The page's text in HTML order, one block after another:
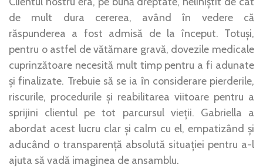
de mult dura cererea, având în vedere că
răspunderea a fost admisă de la început. Totuși,
pentru o astfel de vătămare gravă, dovezile medicale
cuprinzătoare necesită mult timp pentru a fi adunate
și finalizate. Trebuie să se ia în considerare pierderile,
riscurile, procedurile și reabilitarea viitoare pentru a
sprijini clientul pe tot parcursul vieții. Gabriella a
abordat acest lucru clar și calm cu el, empatizând și
aducând o transparență absolută situației pentru a-l
ajuta să vadă imaginea de ansamblu.